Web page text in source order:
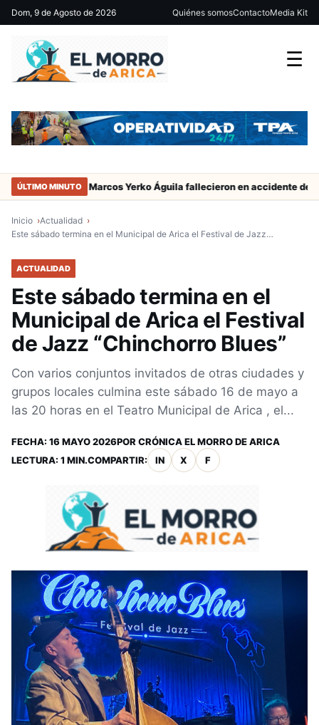
Dom, 9 de Agosto de 2026 Quiénes somosContactoMedia Kit
☰
ÚLTIMO MINUTO
de San Marcos Yerko Águila fallecieron en accidente de tránsito
Inicio
Actualidad
Este sábado termina en el Municipal de Arica el Festival de Jazz…
ACTUALIDAD
Este sábado termina en el
Municipal de Arica el Festival
de Jazz “Chinchorro Blues”
Con varios conjuntos invitados de otras ciudades y
grupos locales culmina este sábado 16 de mayo a
las 20 horas en el Teatro Municipal de Arica , el...
FECHA: 16 MAYO 2026POR CRÓNICA EL MORRO DE ARICA
LECTURA: 1 MIN.COMPARTIR: IN X F